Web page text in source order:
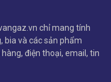
chỉ mang tính
bia và các sản phẩm
điện thoại, email, tin